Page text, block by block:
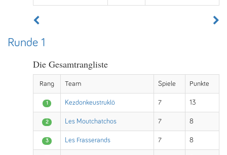
Runde 1
Die Gesamtrangliste
Rang Team Spiele Punkte
1 Kezdonkeustruklö 7 13
2 Les Moutchatchos 7 8
3 Les Frasserands 7 8